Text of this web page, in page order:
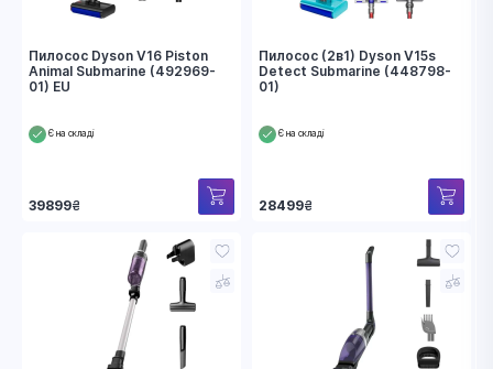
Пилосос Dyson V16 Piston
Animal Submarine (492969-
01) EU
Є на складі
39899₴
Пилосос (2в1) Dyson V15s
Detect Submarine (448798-
01)
Є на складі
28499₴